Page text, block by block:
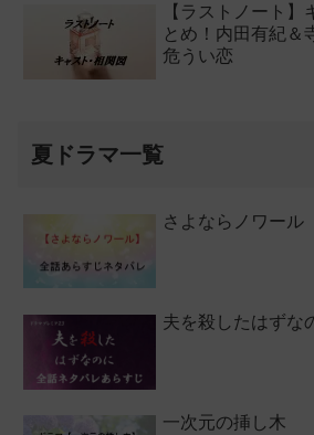
【ラストノート】
とめ！内田有紀＆
危うい恋
夏ドラマ一覧
さよならノワール
夫を殺したはずな
一次元の挿し木